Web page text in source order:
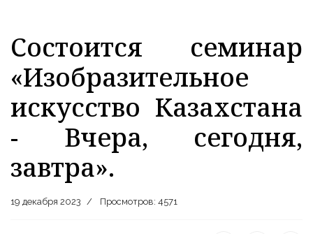
Состоится семинар
«Изобразительное
искусство Казахстана
- Вчера, сегодня,
завтра».
19 декабря 2023 Просмотров: 4571